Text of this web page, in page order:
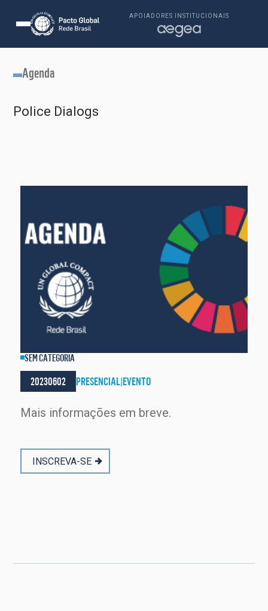
APOIADORES INSTITUCIONAIS
Agenda
Police Dialogs
SEM CATEGORIA
20230602 PRESENCIAL|EVENTO
Mais informações em breve.
INSCREVA-SE